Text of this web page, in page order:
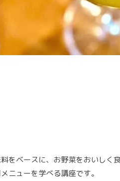
をベースに、お野菜をおいしく
ニューを学べる講座です。